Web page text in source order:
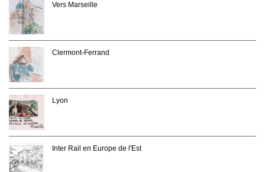
Vers Marseille
Clermont-Ferrand
Lyon
Inter Rail en Europe de l'Est